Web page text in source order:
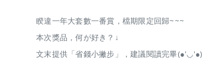
睽違一年大套數一番賞，檔期限定回歸~~~
本次獎品，何が好き？↓
文末提供「省錢小撇步」，建議閱讀完畢(●'◡'●)